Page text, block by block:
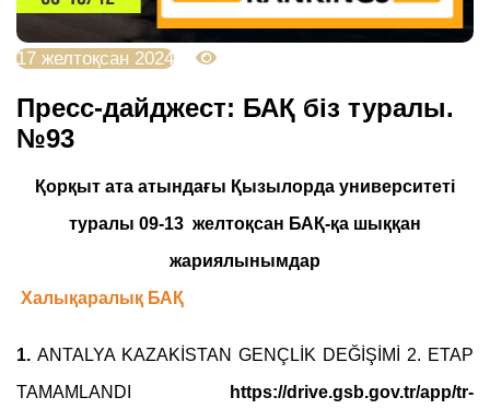
17 желтоқсан 2024
Пресс-дайджест: БАҚ біз туралы.
№93
Қорқыт ата атындағы Қызылорда университеті
туралы 09-13 желтоқсан БАҚ-қа шыққан
жариялынымдар
Халықаралық БАҚ
1. ANTALYA KAZAKİSTAN GENÇLİK DEĞİŞİMİ 2. ETAP
TAMAMLANDI
https://drive.gsb.gov.tr/app/tr-